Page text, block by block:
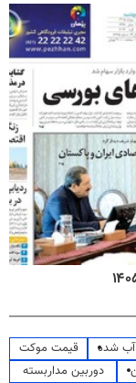
آب شده
قیمت موکت
دوربین مداربسته